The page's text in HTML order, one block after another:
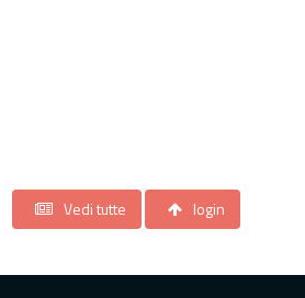
Vedi tutte login